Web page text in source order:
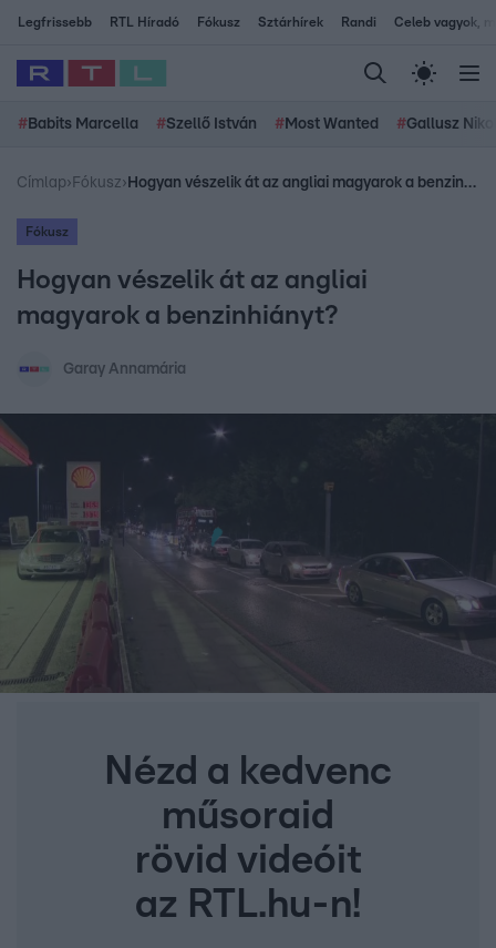
Legfrissebb RTL Híradó Fókusz Sztárhírek Randi Celeb vagyok,
# Babits Marcella #Szellő István # Most Wanted #Gallusz
Címlap› Fókusz› Hogyan vészelik át az angliai magyarok a benzinhiányt?
Fókusz
Hogyan vészelik át az angliai
magyarok a benzinhiányt?
Garay Annamária
Nézd a kedvenc
műsoraid
rövid videóit
az RTL.hu-n!